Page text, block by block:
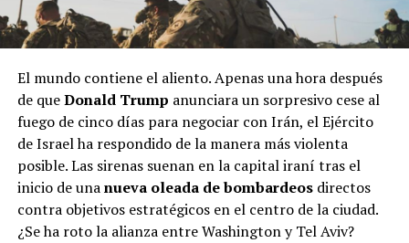
El mundo contiene el aliento. Apenas una hora después
de queDonald Trump anunciara un sorpresivo cese al
fuego de cinco días para negociar con Irán, el Ejército
de Israel ha respondido de la manera más violenta
posible. Las sirenas suenan en la capital iraní tras el
inicio de unanueva oleada de bombardeosdirectos
contra objetivos estratégicos en el centro de la ciudad.
¿Se ha roto la alianza entre Washington y Tel Aviv?